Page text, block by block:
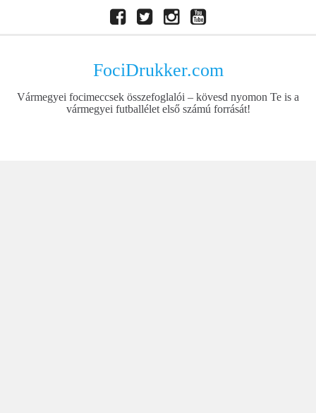
Facebook
TwitterInstagramYoutube
FociDrukker.com
Vármegyei focimeccsek összefoglalói – kövesd nyomon Te is a
vármegyei futballélet első számú forrását!